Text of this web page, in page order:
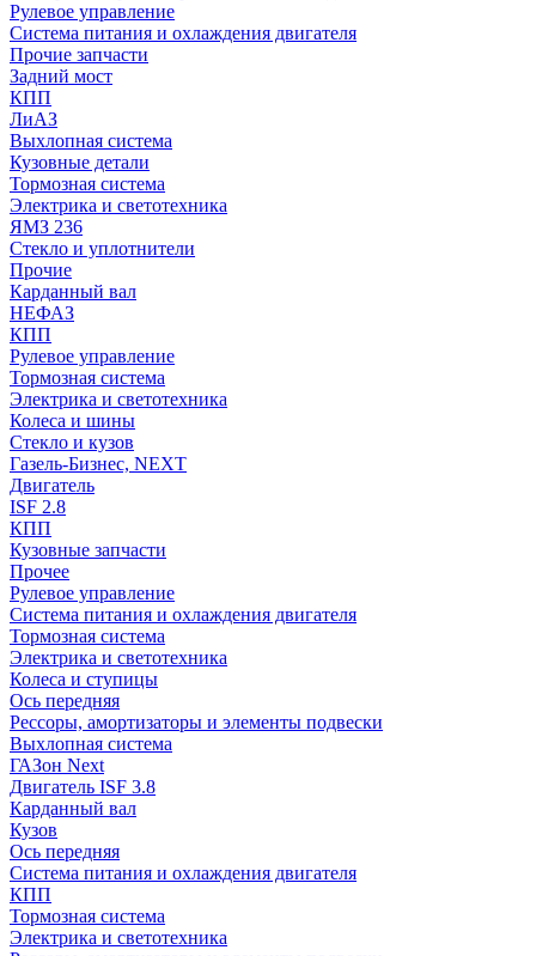
Рулевое управление
Система питания и охлаждения двигателя
Прочие запчасти
Задний мост
КПП
ЛиАЗ
Выхлопная система
Кузовные детали
Тормозная система
Электрика и светотехника
ЯМЗ 236
Стекло и уплотнители
Прочие
Карданный вал
НЕФАЗ
КПП
Рулевое управление
Тормозная система
Электрика и светотехника
Колеса и шины
Стекло и кузов
Газель-Бизнес, NEXT
Двигатель
ISF 2.8
КПП
Кузовные запчасти
Прочее
Рулевое управление
Система питания и охлаждения двигателя
Тормозная система
Электрика и светотехника
Колеса и ступицы
Ось передняя
Рессоры, амортизаторы и элементы подвески
Выхлопная система
ГАЗон Next
Двигатель ISF 3.8
Карданный вал
Кузов
Ось передняя
Система питания и охлаждения двигателя
КПП
Тормозная система
Электрика и светотехника